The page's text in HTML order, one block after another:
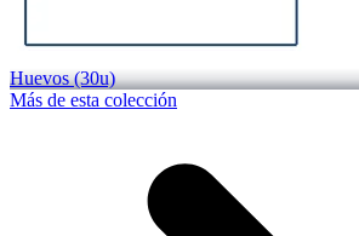
Huevos (30u)
Más de esta colección